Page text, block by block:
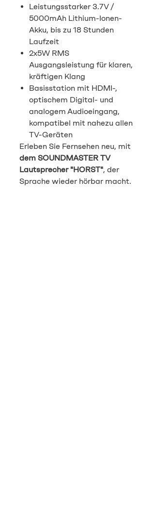
Leistungsstarker 3.7V /
5000mAh Lithium-Ionen-
Akku, bis zu 18 Stunden
Laufzeit
2x5W RMS
Ausgangsleistung für klaren,
kräftigen Klang
Basisstation mit HDMI-,
optischem Digital- und
analogem Audioeingang,
kompatibel mit nahezu allen
TV-Geräten
Erleben Sie Fernsehen neu, mit
dem SOUNDMASTER TV
Lautsprecher "HORST", der
Sprache wieder hörbar macht.